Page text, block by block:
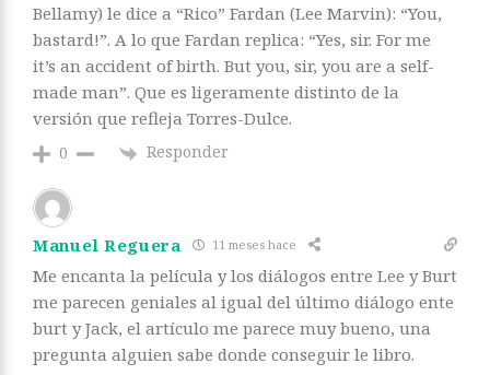
Bellamy) le dice a “Rico” Fardan (Lee Marvin): “You,
bastard!”. A lo que Fardan replica: “Yes, sir. For me
it’s an accident of birth. But you, sir, you are a self-
made man”. Que es ligeramente distinto de la
versión que refleja Torres-Dulce.
0 Responder
Manuel Reguera 11 meses hace
Me encanta la película y los diálogos entre Lee y Burt
me parecen geniales al igual del último diálogo ente
burt y Jack, el artículo me parece muy bueno, una
pregunta alguien sabe donde conseguir le libro.